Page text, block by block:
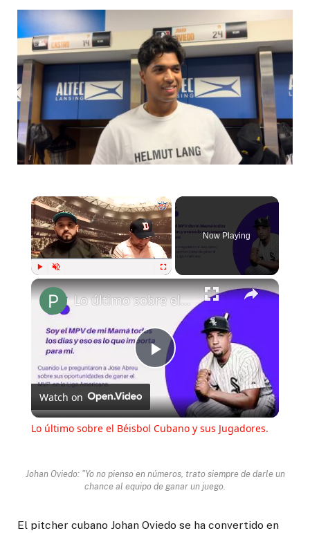
Now Playing
Play
Video
Lo último sobre el Béisbol Cubano y sus Jugadores.
Watch on
Lo último sobre el Béisbol Cubano y sus Jugadores.
Johan Oviedo: "Yo no pienso en números, trato siempre de darle un
chance al equipo de ganar un juego.
El pitcher cubano Johan Oviedo se ha convertido en